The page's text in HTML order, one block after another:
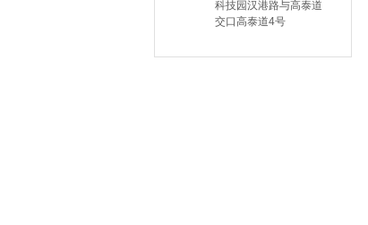
科技园汉港路与高泰道
交口高泰道4号